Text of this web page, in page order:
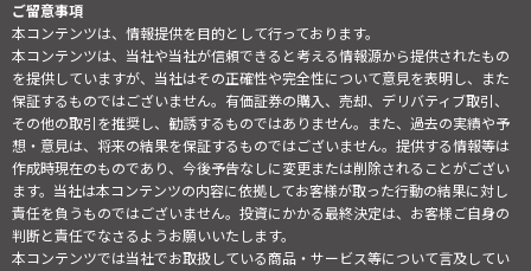
ご留意事項
本コンテンツは、情報提供を目的として行っております。
本コンテンツは、当社や当社が信頼できると考える情報源から提供されたもの
を提供していますが、当社はその正確性や完全性について意見を表明し、また
保証するものではございません。有価証券の購入、売却、デリバティブ取引、
その他の取引を推奨し、勧誘するものではありません。また、過去の実績や予
想・意見は、将来の結果を保証するものではございません。提供する情報等は
作成時現在のものであり、今後予告なしに変更または削除されることがござい
ます。当社は本コンテンツの内容に依拠してお客様が取った行動の結果に対し
責任を負うものではございません。投資にかかる最終決定は、お客様ご自身の
判断と責任でなさるようお願いいたします。
本コンテンツでは当社でお取扱している商品・サービス等について言及してい